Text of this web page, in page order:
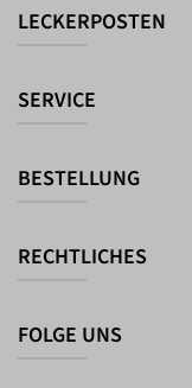
LECKERPOSTEN
SERVICE
BESTELLUNG
RECHTLICHES
FOLGE UNS